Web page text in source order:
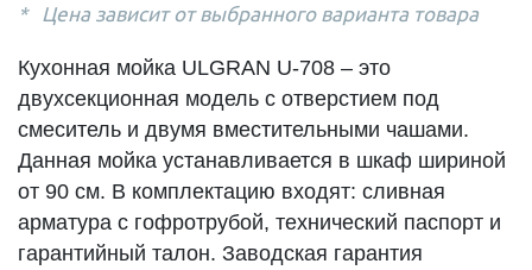
Цена зависит от выбранного варианта товара
Кухонная мойка ULGRAN U-708 – это
двухсекционная модель с отверстием под
смеситель и двумя вместительными чашами.
Данная мойка устанавливается в шкаф шириной
от 90 см. В комплектацию входят: сливная
арматура с гофротрубой, технический паспорт и
гарантийный талон. Заводская гарантия